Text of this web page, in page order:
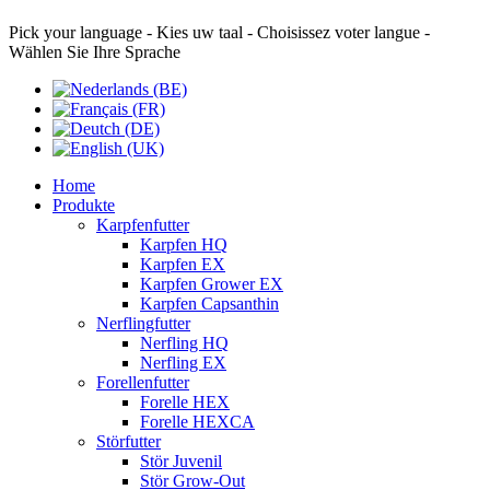
Pick your language - Kies uw taal - Choisissez voter langue -
Wählen Sie Ihre Sprache
Home
Produkte
Karpfenfutter
Karpfen HQ
Karpfen EX
Karpfen Grower EX
Karpfen Capsanthin
Nerflingfutter
Nerfling HQ
Nerfling EX
Forellenfutter
Forelle HEX
Forelle HEXCA
Störfutter
Stör Juvenil
Stör Grow-Out